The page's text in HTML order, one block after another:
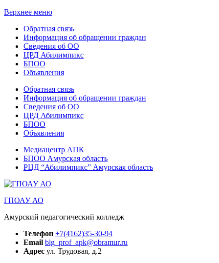
Верхнее меню
Обратная связь
Информация об обращении граждан
Сведения об ОО
ЦРД Абилимпикс
БПОО
Объявления
Обратная связь
Информация об обращении граждан
Сведения об ОО
ЦРД Абилимпикс
БПОО
Объявления
Медиацентр АПК
БПОО Амурская область
РЦД “Абилимпикс” Амурская область
ГПОАУ АО
Амурский педагогический колледж
Телефон +7(4162)35-30-94
Email blg_prof_apk@obramur.ru
Адрес ул. Трудовая, д.2